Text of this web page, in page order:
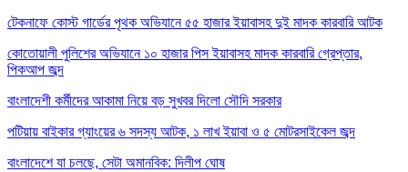
টেকনাফে কোস্ট গার্ডের পৃথক অভিযানে ৫৫ হাজার ইয়াবাসহ দুই মাদক কারবারি আটক
কোতোয়ালী পুলিশের অভিযানে ১০ হাজার পিস ইয়াবাসহ মাদক কারবারি গ্রেপ্তার,
পিকআপ জব্দ
বাংলাদেশী কর্মীদের আকামা নিয়ে বড় সুখবর দিলো সৌদি সরকার
পটিয়ায় বাইকার গ্যাংয়ের ৬ সদস্য আটক, ১ লাখ ইয়াবা ও ৫ মোটরসাইকেল জব্দ
বাংলাদেশে যা চলছে, সেটা অমানবিক: দিলীপ ঘোষ